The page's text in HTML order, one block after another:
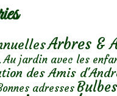
Arbres &
Au jardin avec les
des Amis
adresses Bulbes